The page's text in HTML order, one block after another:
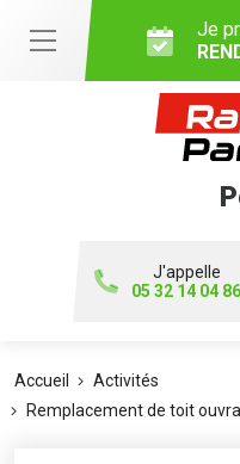
Je
J'appelle
05 32 14 04 86
Accueil
Activités
Remplacement de toit